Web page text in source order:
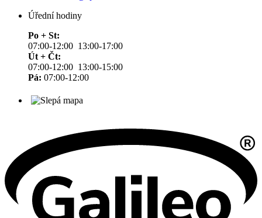
Úřední hodiny
Po + St:
07:00-12:00 13:00-17:00
Út + Čt:
07:00-12:00 13:00-15:00
Pá: 07:00-12:00